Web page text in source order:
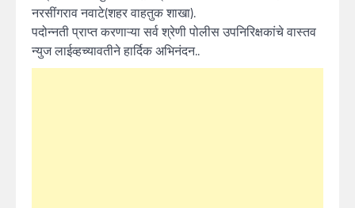
नरसींगराव नवाटे(शहर वाहतुक शाखा).
पदोन्नती प्राप्त करणाऱ्या सर्व श्रेणी पोलीस उपनिरिक्षकांचे वास्तव
न्युज लाईव्हच्यावतीने हार्दिक अभिनंदन..